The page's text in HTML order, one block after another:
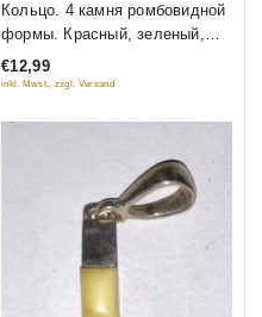
5
Кольцо. 4 камня ромбовидной
формы. Красный, зеленый,
сиреневый, желтый цвет.
€12,99
inkl. Mwst., zzgl. Versand